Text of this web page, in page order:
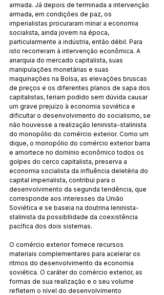
armada. Já depois de terminada a intervenção
armada, em condições de paz, os
imperialistas procuraram minar a economia
socialista, ainda jovem na época,
particularmente a indústria, então débil. Para
isto recorreram à intervenção econômica. A
anarquia do mercado capitalista, suas
manipulações monetárias e suas
maquinações na Bolsa, as elevações bruscas
de preços e os diferentes planos de sapa dos
capitalistas, teriam podido sem dúvida causar
um grave prejuízo à economia soviética e
dificultar o desenvolvimento do socialismo, se
não houvesse a realização leninista-stalinista
do monopólio do comércio exterior. Como um
dique, o monopólio do comércio exterior barra
e amortece no domínio econômico todos os
golpes do cerco capitalista, preserva a
economia socialista da influência deletéria do
capital imperialista, contribui para o
desenvolvimento da segunda tendência, que
corresponde aos interesses da União
Soviética e se baseia na doutrina leninista-
stalinista da possibllidade da coexistência
pacífica dos dois sistemas.
O comércio exterior fornece recursos
materiais complementares para acelerar os
ritmos do desenvolvimento da economia
soviética. O caráter do comércio exterior, as
formas de sua realização e o seu volume
refletem o nível do desenvolvimento